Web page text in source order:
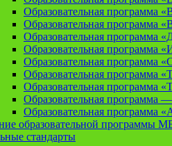
Образовательная программа
Образовательная программа
Образовательная программа
Образовательная программа
Образовательная программа
Образовательная программа
Образовательная программа
Образовательная программа
Образовательная программа
образовательной программы
стандарты